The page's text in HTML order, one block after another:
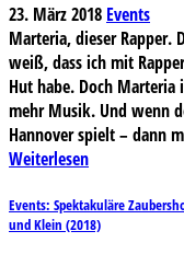
23. März 2018 Events
Marteria, dieser Rapper.
weiß, dass ich mit
Hut habe. Doch
mehr Musik. Und wenn
Hannover spielt – dann
Weiterlesen
Events: Spektakuläre
und Klein (2018)